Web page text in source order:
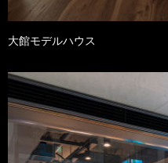
大館モデルハウス